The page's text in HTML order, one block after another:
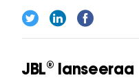
JBL® lanseeraa